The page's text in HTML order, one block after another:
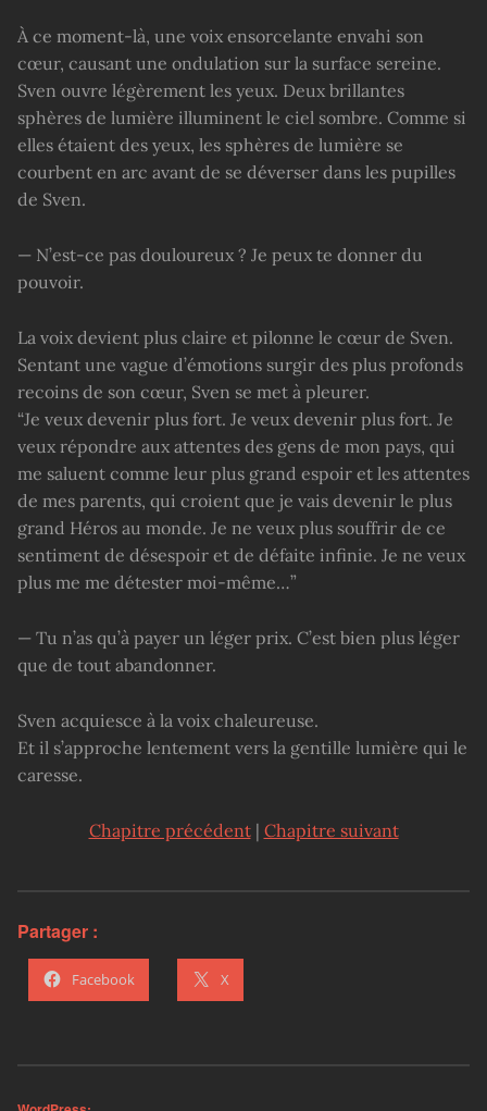
À ce moment-là, une voix ensorcelante envahi son
cœur, causant une ondulation sur la surface sereine.
Sven ouvre légèrement les yeux. Deux brillantes
sphères de lumière illuminent le ciel sombre. Comme si
elles étaient des yeux, les sphères de lumière se
courbent en arc avant de se déverser dans les pupilles
de Sven.
— N’est-ce pas douloureux ? Je peux te donner du
pouvoir.
La voix devient plus claire et pilonne le cœur de Sven.
Sentant une vague d’émotions surgir des plus profonds
recoins de son cœur, Sven se met à pleurer.
“Je veux devenir plus fort. Je veux devenir plus fort. Je
veux répondre aux attentes des gens de mon pays, qui
me saluent comme leur plus grand espoir et les attentes
de mes parents, qui croient que je vais devenir le plus
grand Héros au monde. Je ne veux plus souffrir de ce
sentiment de désespoir et de défaite infinie. Je ne veux
plus me me détester moi-même…”
— Tu n’as qu’à payer un léger prix. C’est bien plus léger
que de tout abandonner.
Sven acquiesce à la voix chaleureuse.
Et il s’approche lentement vers la gentille lumière qui le
caresse.
Chapitre précédent| Chapitre suivant
Partager :
Facebook X